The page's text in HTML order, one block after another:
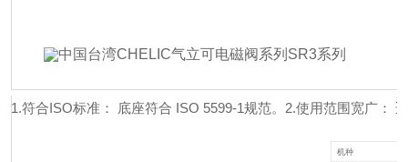
1.符合ISO标准： 底座符合 ISO 5599-1规范。 2.使用范围宽广：
机种